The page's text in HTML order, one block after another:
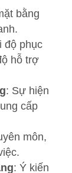
bằng
độ phục
hỗ trợ
: Sự hiện
cấp
môn,
: Ý kiến